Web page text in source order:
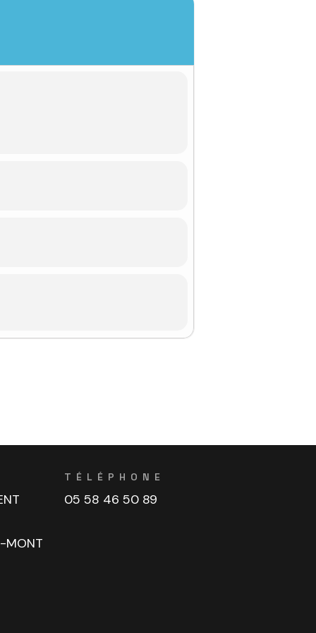
MONT
TÉLÉPHONE
05 58 46 50 89